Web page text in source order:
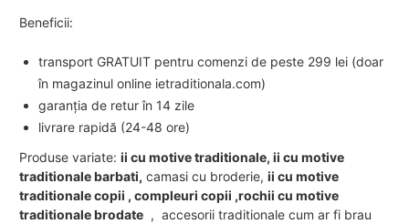
Beneficii:
transport GRATUIT pentru comenzi de peste 299 lei (doar
în magazinul online ietraditionala.com)
garanția de retur în 14 zile
livrare rapidă (24-48 ore)
Produse variate: ii cu motive traditionale, ii cu motive
traditionale barbati, camasi cu broderie, ii cu motive
traditionale copii , compleuri copii ,rochii cu motive
traditionale brodate , accesorii traditionale cum ar fi brau